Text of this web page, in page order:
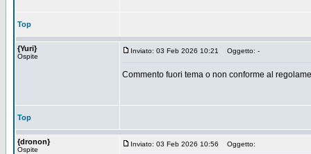
Top
{Yuri}
Ospite
Inviato: 03 Feb 2026 10:21 Oggetto: -
Commento fuori tema o non conforme al
Top
{dronon}
Ospite
Inviato: 03 Feb 2026 10:56 Oggetto: